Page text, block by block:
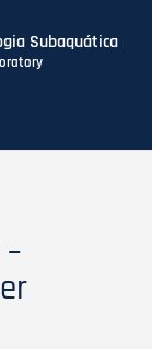
Subaquática